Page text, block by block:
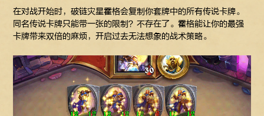
在对战开始时，破链灾星霍格会复制你套牌中的所有传说卡牌。
同名传说卡牌只能带一张的限制？不存在了。霍格能让你的最强
卡牌带来双倍的麻烦，开启过去无法想象的战术策略。